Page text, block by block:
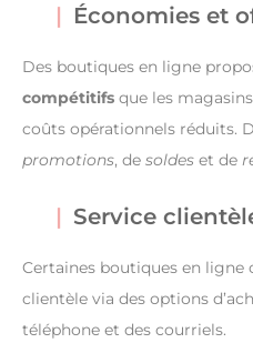
Économies et
Des boutiques en ligne
compétitifs que les
coûts opérationnels réduits.
promotions, de soldes et de
Service
Certaines boutiques en ligne
clientèle via des options
téléphone et des courriels.